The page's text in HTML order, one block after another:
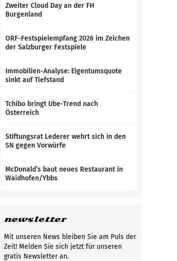
Zweiter Cloud Day an der FH
Burgenland
ORF-Festspielempfang 2026 im Zeichen
der Salzburger Festspiele
Immobilien-Analyse: Eigentumsquote
sinkt auf Tiefstand
Tchibo bringt Ube-Trend nach
Österreich
Stiftungsrat Lederer wehrt sich in den
SN gegen Vorwürfe
McDonald’s baut neues Restaurant in
Waidhofen/Ybbs
newsletter
Mit unseren News bleiben Sie am Puls der
Zeit! Melden Sie sich jetzt für unseren
gratis Newsletter an.